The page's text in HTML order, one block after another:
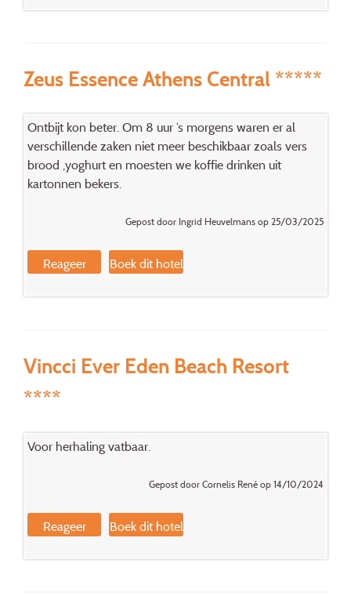
Zeus Essence Athens Central *****
Ontbijt kon beter. Om 8 uur ‘s morgens waren er al
verschillende zaken niet meer beschikbaar zoals vers
brood ,yoghurt en moesten we koffie drinken uit
kartonnen bekers.
Gepost door Ingrid Heuvelmans op 25/03/2025
Reageer Boek dit hotel
Vincci Ever Eden Beach Resort
****
Voor herhaling vatbaar.
Gepost door Cornelis René op 14/10/2024
Reageer Boek dit hotel